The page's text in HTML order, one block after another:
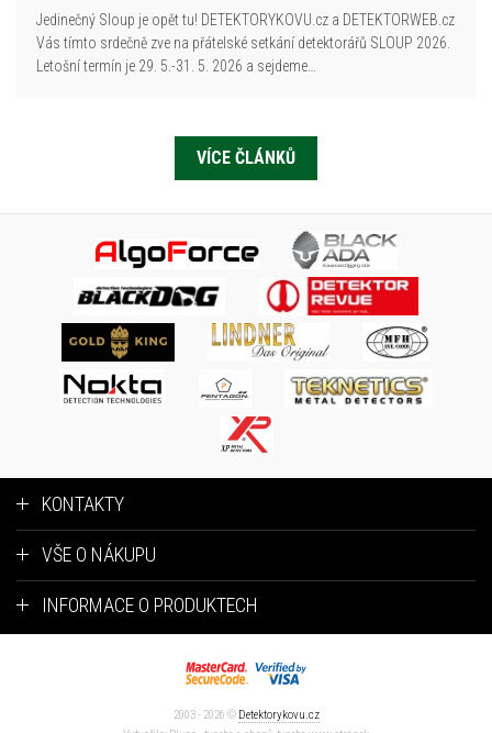
Jedinečný Sloup je opět tu! DETEKTORYKOVU.cz a DETEKTORWEB.cz
Vás tímto srdečně zve na přátelské setkání detektorářů SLOUP 2026.
Letošní termín je 29. 5.-31. 5. 2026 a sejdeme…
VÍCE ČLÁNKŮ
KONTAKTY
VŠE O NÁKUPU
INFORMACE O PRODUKTECH
2003 - 2026 © Detektorykovu.cz